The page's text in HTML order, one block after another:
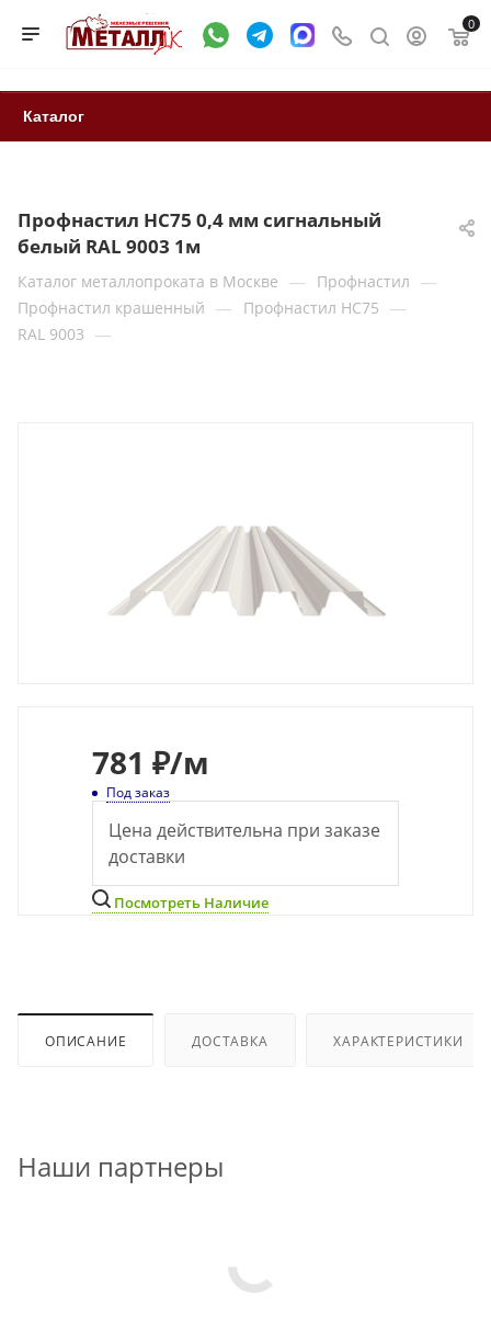
0
Каталог
Профнастил НС75 0,4 мм сигнальный
белый RAL 9003 1м
Каталог металлопроката в Москве — Профнастил —
Профнастил крашенный — Профнастил НС75 —
RAL 9003 —
781 ₽/м
Под заказ
Цена действительна при заказе
доставки
Посмотреть Наличие
ОПИСАНИЕ ДОСТАВКА ХАРАКТЕРИСТИКИ
Наши партнеры